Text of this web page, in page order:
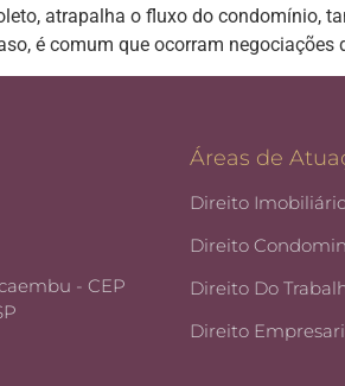
atrapalha o fluxo do condomínio,
é comum que ocorram negociações
- CEP
Áreas de
Direito
Direito
Direito Do
Direito